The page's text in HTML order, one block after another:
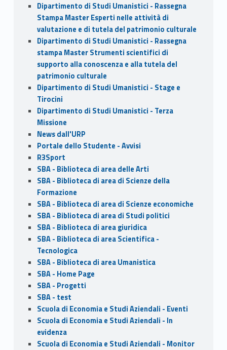
Dipartimento di Studi Umanistici - Rassegna
Stampa Master Esperti nelle attività di
valutazione e di tutela del patrimonio culturale
Dipartimento di Studi Umanistici - Rassegna
stampa Master Strumenti scientifici di
supporto alla conoscenza e alla tutela del
patrimonio culturale
Dipartimento di Studi Umanistici - Stage e
Tirocini
Dipartimento di Studi Umanistici - Terza
Missione
News dall'URP
Portale dello Studente - Avvisi
R3Sport
SBA - Biblioteca di area delle Arti
SBA - Biblioteca di area di Scienze della
Formazione
SBA - Biblioteca di area di Scienze economiche
SBA - Biblioteca di area di Studi politici
SBA - Biblioteca di area giuridica
SBA - Biblioteca di area Scientifica -
Tecnologica
SBA - Biblioteca di area Umanistica
SBA - Home Page
SBA - Progetti
SBA - test
Scuola di Economia e Studi Aziendali - Eventi
Scuola di Economia e Studi Aziendali - In
evidenza
Scuola di Economia e Studi Aziendali - Monitor